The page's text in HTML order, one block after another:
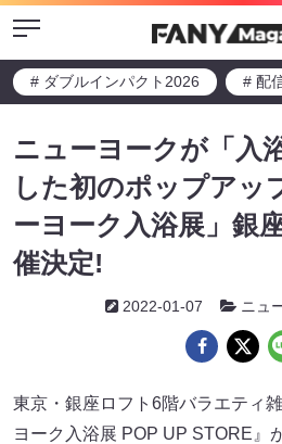
Menu
# ダブルインパクト2026 # 配
ニューヨークが「入
した初のポップアッ
ーヨーク入浴展」銀
催決定!
2022-01-07 ニュ
東京・銀座ロフト6階バラエティ
ヨーク入浴展 POP UP STORE』